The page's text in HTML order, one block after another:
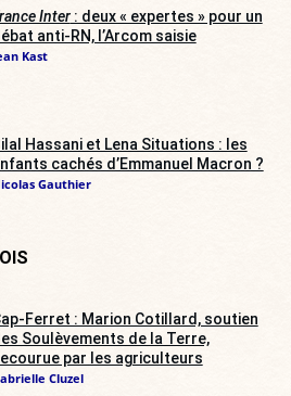
Inter: deux « expertes » pour un
anti-RN, l’Arcom saisie
Kast
Hassani et Lena Situations : les
cachés d’Emmanuel Macron ?
Gauthier
Ferret : Marion Cotillard, soutien
Soulèvements de la Terre,
par les agriculteurs
Cluzel